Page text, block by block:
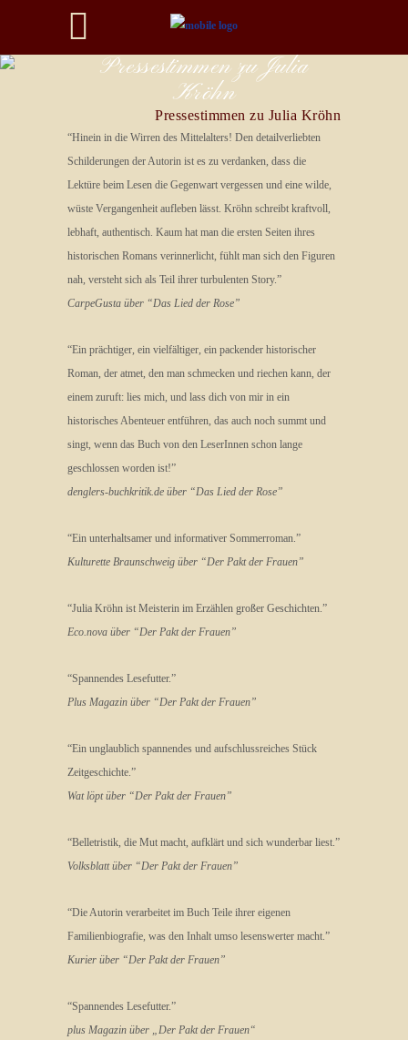
Pressestimmen zu Julia
Kröhn
Pressestimmen zu Julia Kröhn
“Hinein in die Wirren des Mittelalters! Den detailverliebten
Schilderungen der Autorin ist es zu verdanken, dass die
Lektüre beim Lesen die Gegenwart vergessen und eine wilde,
wüste Vergangenheit aufleben lässt. Kröhn schreibt kraftvoll,
lebhaft, authentisch. Kaum hat man die ersten Seiten ihres
historischen Romans verinnerlicht, fühlt man sich den Figuren
nah, versteht sich als Teil ihrer turbulenten Story.”
CarpeGusta über “Das Lied der Rose”
“Ein prächtiger, ein vielfältiger, ein packender historischer
Roman, der atmet, den man schmecken und riechen kann, der
einem zuruft: lies mich, und lass dich von mir in ein
historisches Abenteuer entführen, das auch noch summt und
singt, wenn das Buch von den LeserInnen schon lange
geschlossen worden ist!”
denglers-buchkritik.de über “Das Lied der Rose”
“Ein unterhaltsamer und informativer Sommerroman.”
Kulturette Braunschweig über “Der Pakt der Frauen”
“Julia Kröhn ist Meisterin im Erzählen großer Geschichten.”
Eco.nova über “Der Pakt der Frauen”
“Spannendes Lesefutter.”
Plus Magazin über “Der Pakt der Frauen”
“Ein unglaublich spannendes und aufschlussreiches Stück
Zeitgeschichte.”
Wat löpt über “Der Pakt der Frauen”
“Belletristik, die Mut macht, aufklärt und sich wunderbar liest.”
Volksblatt über “Der Pakt der Frauen”
“Die Autorin verarbeitet im Buch Teile ihrer eigenen
Familienbiografie, was den Inhalt umso lesenswerter macht.”
Kurier über “Der Pakt der Frauen”
“Spannendes Lesefutter.”
plus Magazin über „Der Pakt der Frauen“